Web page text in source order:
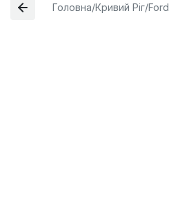
Головна/Кривий Ріг/Ford